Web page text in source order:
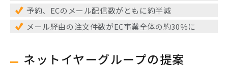
予約、ECのメール配信数がともに約半減
メール経由の注文件数がEC事業全体の約30％に
ネットイヤーグループの提案